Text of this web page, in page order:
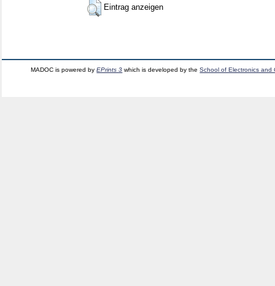
Eintrag anzeigen
MADOC is powered byEPrints 3 which is developed by theSchool of Electronics and